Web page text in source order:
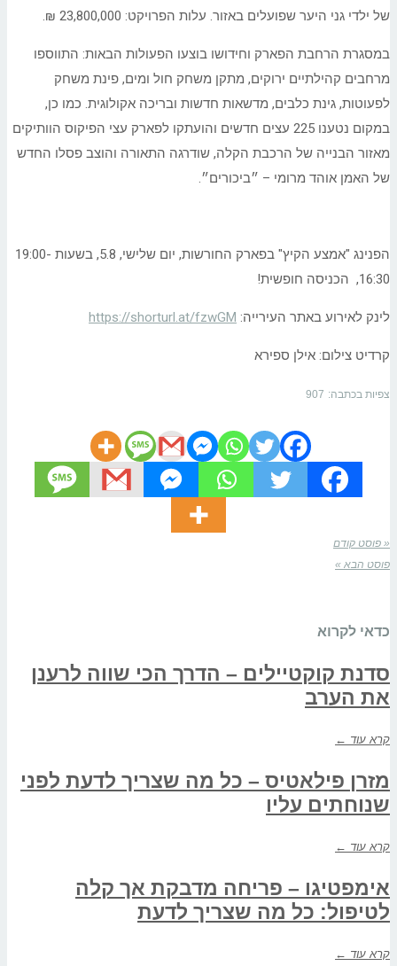
של ילדי גני היער שפועלים באזור. עלות הפרויקט: 23,800,000 ₪.
במסגרת הרחבת הפארק וחידושו בוצעו הפעולות הבאות: התווספו
מרחבים קהילתיים ירוקים, מתקן משחק חול ומים, פינת משחק
לפעוטות, גינת כלבים, מדשאות חדשות ובריכה אקולוגית. כמו כן,
במקום נטענו 225 עצים חדשים והועתקו לפארק עצי הפיקוס הוותיקים
מאזור הבנייה של הרכבת הקלה, שודרגה התאורה והוצב פסלו החדש
של האמן אוהד מרומי – ״ביכורים״.
הפנינג "אמצע הקיץ" בפארק החורשות, יום שלישי, 5.8, בשעות 19:00-
16:30, הכניסה חופשית!
לינק לאירוע באתר העירייה: https://shorturl.at/fzwGM
קרדיט צילום: אילן ספירא
צפיות בכתבה: 907
« פוסט קודם
פוסט הבא »
כדאי לקרוא
סדנת קוקטיילים – הדרך הכי שווה לרענן
את הערב
קרא עוד ←
מזרן פילאטיס – כל מה שצריך לדעת לפני
שנוחתים עליו
קרא עוד ←
אימפטיגו – פריחה מדבקת אך קלה
לטיפול: כל מה שצריך לדעת
קרא עוד ←